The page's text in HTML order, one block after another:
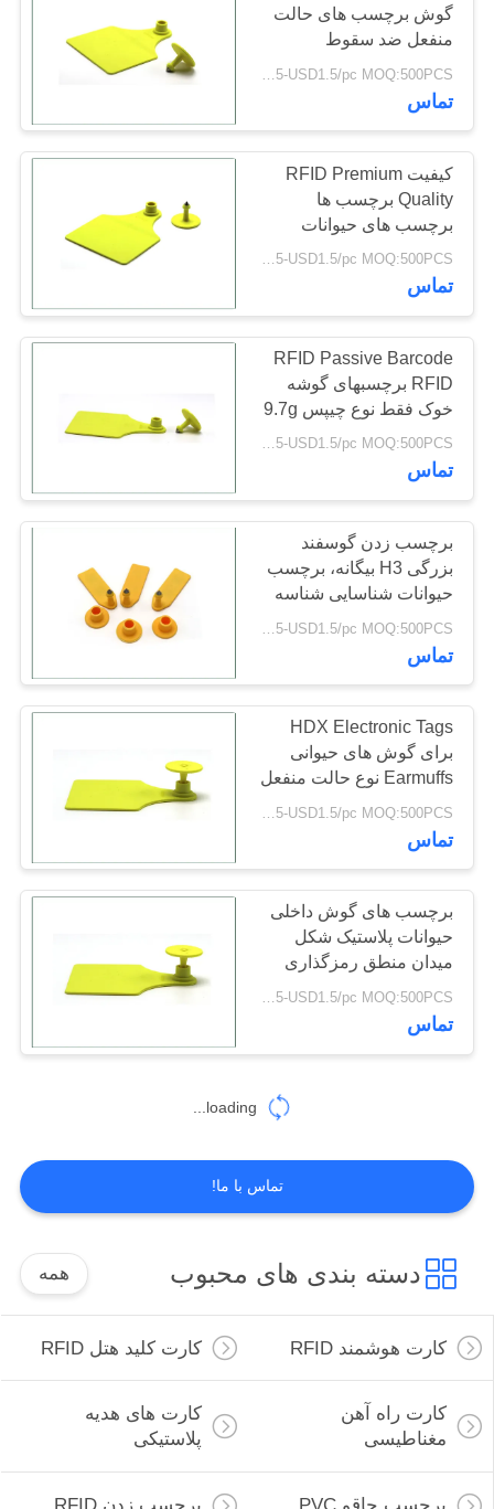
PRIVACY
POLICY
برچسب چاقو PVC
20
برچسب زدن RFID
19
برچسب NFC RFID
16
تست میکروچای پت
3
تگ های حیوانی
29
RFID برچسب
اپوکسی
30
گوش برچسب های حالت
منفعل ضد سقوط
USD0.5-USD1.5/pc MOQ:500PCS
تماس
کیفیت RFID Premium
Quality برچسب ها
برچسب های حیوانات
سفارشی گواهینامه ایزو
چاپ شده
USD0.5-USD1.5/pc MOQ:500PCS
تماس
RFID Passive Barcode
RFID برچسبهای گوشه
خوک فقط نوع چیپس 9.7g
وزن دارد
USD0.5-USD1.5/pc MOQ:500PCS
تماس
برچسب زدن گوسفند
بزرگی H3 بیگانه، برچسب
حیوانات شناسایی شناسه
شماره چاپ
تماس
HDX Electronic Tags
برای گوش های حیوانی
Earmuffs نوع حالت منفعل
برق
USD0.5-USD1.5/pc MOQ:500PCS
تماس
برچسب های گوش داخلی
حیوانات پلاستیک شکل
میدان منطق رمزگذاری
ساختار کارت ROHS تایید
شده است
USD0.5-USD1.5/pc MOQ:500PCS
تماس
loading...
تماس با ما!
دسته بندی های محبوب همه
کارت هوشمند RFID کارت کلید هتل RFID
کارت راه آهن
مغناطیسی
کارت های هدیه
پلاستیکی